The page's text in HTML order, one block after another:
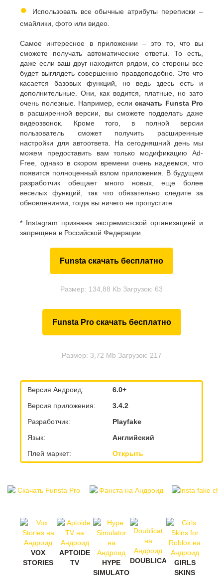
●
Использовать все обычные атрибуты переписки –
смайлики, фото или видео.
Самое интересное в приложении – это то, что вы
сможете получать автоматические ответы. То есть,
даже если ваш друг находится рядом, со стороны все
будет выглядеть совершенно правдоподобно. Это что
касается базовых функций, но ведь здесь есть и
дополнительные. Они, как водится, платные, но зато
очень полезные. Например, если скачать Funsta Pro
в расширенной версии, вы сможете подделать даже
видеозвонок. Кроме того, в полной версии
пользователь сможет получить расширенные
настройки для автоответа. На сегодняшний день мы
можем предоставить вам только модификацию Ad-
Free, однако в скором времени очень надеемся, что
появится полноценный взлом приложения. В будущем
разработчик обещает много новых, еще более
веселых функций, так что обязательно следите за
обновлениями, тогда вы ничего не пропустите.
* Instagram признана экстремистской организацией и
запрещена в Российской Федерации.
Funsta скачать бесплатно
Размер: 134,88 Kb Загрузок: 63
Funsta Pro скачать бесплатно
Размер: 3,72 Mb Загрузок: 217
Версия Андроид:
6.0+
Версия приложения:
3.4.2
Разработчик:
Playfake
Язык:
Английский
Плей маркет:
Открыть
VOX
STORIES
APTOIDE
TV
HYPE
SIMULATOR
DOUBLICAT
GIRLS
SKINS